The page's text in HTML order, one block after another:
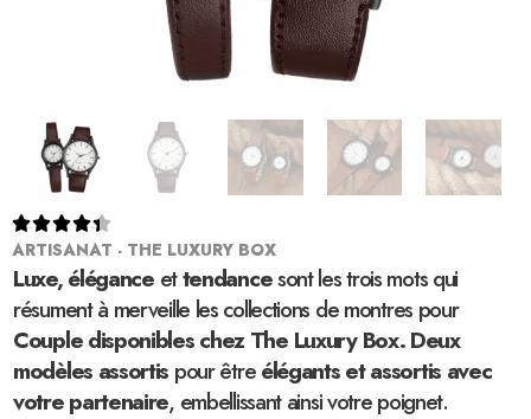

ARTISANAT - THE LUXURY BOX
Luxe, éléganceettendancesont les trois mots qui
résument à merveille les collections de montres pour
Couple disponibles chez The Luxury Box. Deux
modèles assortis pour êtreélégants et assortis avec
votre partenaire, embellissant ainsi votre poignet.